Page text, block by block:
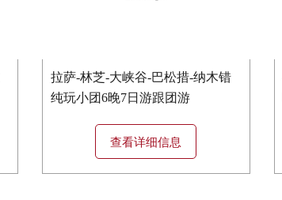
拉萨-林芝-大峡谷-巴松措-纳木错
纯玩小团6晚7日游跟团游
查看详细信息